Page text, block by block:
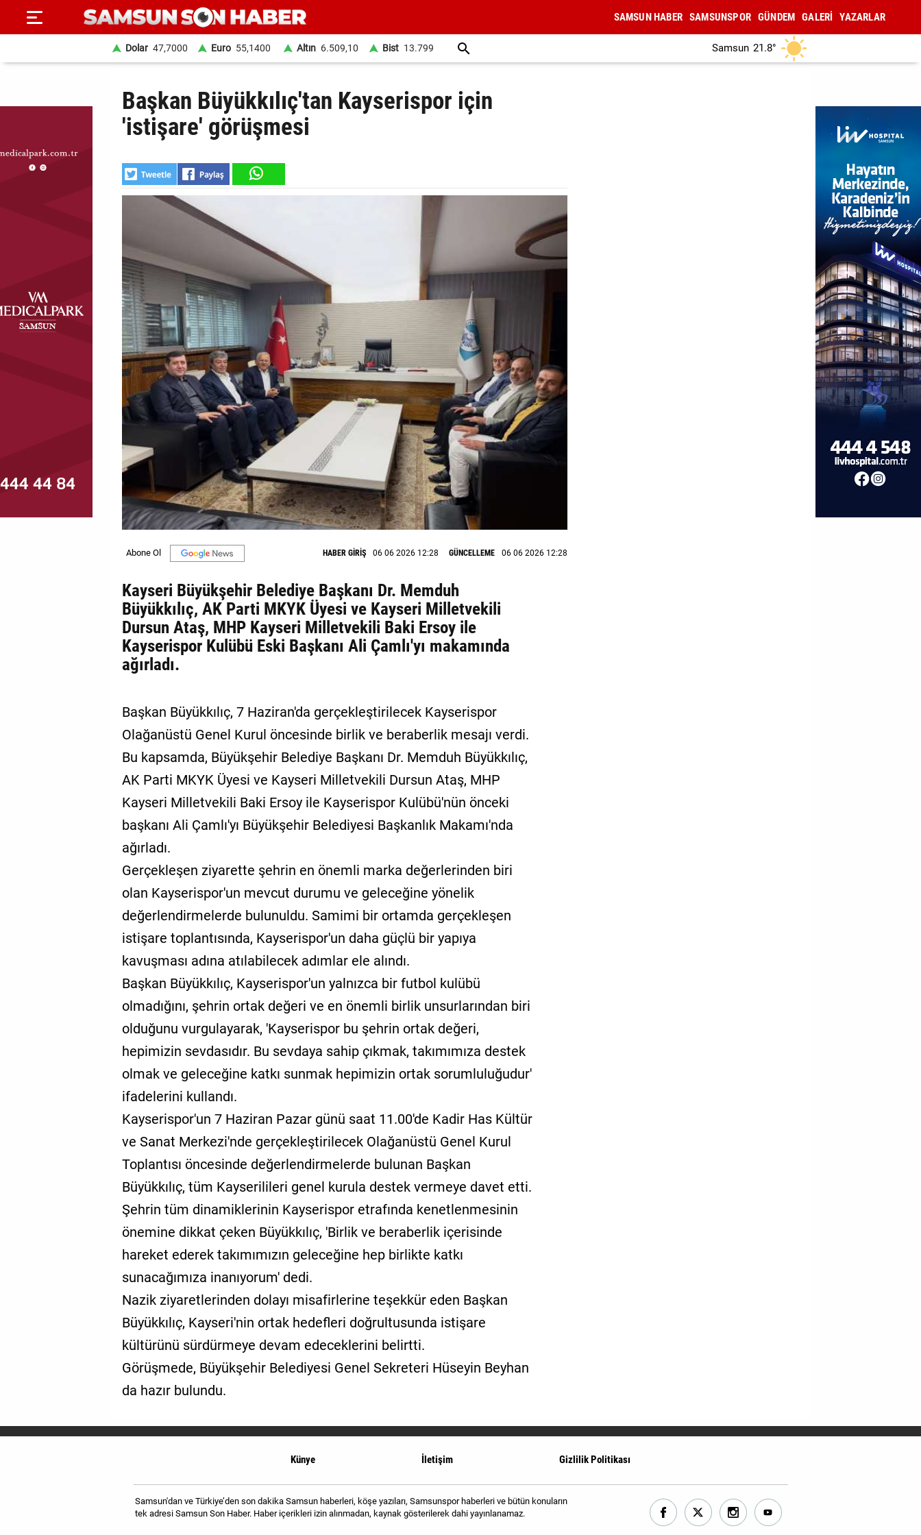
SAYFA
HABER
DÜNYA
MAGAZİN
Künye
İletişim
SAMSUN HABER SAMSUNSPOR GÜNDEM GALERİ YAZARLAR
Dolar 47,7000 Euro 55,1400 Altın 6.509,10 Bist 13.799 Samsun 21.8°
Başkan Büyükkılıç'tan Kayserispor için
'istişare' görüşmesi
HABER GİRİŞ 06 06 2026 12:28 GÜNCELLEME 06 06 2026 12:28
Kayseri Büyükşehir Belediye Başkanı Dr. Memduh
Büyükkılıç, AK Parti MKYK Üyesi ve Kayseri Milletvekili
Dursun Ataş, MHP Kayseri Milletvekili Baki Ersoy ile
Kayserispor Kulübü Eski Başkanı Ali Çamlı'yı makamında
ağırladı.
Başkan Büyükkılıç, 7 Haziran'da gerçekleştirilecek Kayserispor
Olağanüstü Genel Kurul öncesinde birlik ve beraberlik mesajı verdi.
Bu kapsamda, Büyükşehir Belediye Başkanı Dr. Memduh Büyükkılıç,
AK Parti MKYK Üyesi ve Kayseri Milletvekili Dursun Ataş, MHP
Kayseri Milletvekili Baki Ersoy ile Kayserispor Kulübü'nün önceki
başkanı Ali Çamlı'yı Büyükşehir Belediyesi Başkanlık Makamı'nda
ağırladı.
Gerçekleşen ziyarette şehrin en önemli marka değerlerinden biri
olan Kayserispor'un mevcut durumu ve geleceğine yönelik
değerlendirmelerde bulunuldu. Samimi bir ortamda gerçekleşen
istişare toplantısında, Kayserispor'un daha güçlü bir yapıya
kavuşması adına atılabilecek adımlar ele alındı.
Başkan Büyükkılıç, Kayserispor'un yalnızca bir futbol kulübü
olmadığını, şehrin ortak değeri ve en önemli birlik unsurlarından biri
olduğunu vurgulayarak, 'Kayserispor bu şehrin ortak değeri,
hepimizin sevdasıdır. Bu sevdaya sahip çıkmak, takımımıza destek
olmak ve geleceğine katkı sunmak hepimizin ortak sorumluluğudur'
ifadelerini kullandı.
Kayserispor'un 7 Haziran Pazar günü saat 11.00'de Kadir Has Kültür
ve Sanat Merkezi'nde gerçekleştirilecek Olağanüstü Genel Kurul
Toplantısı öncesinde değerlendirmelerde bulunan Başkan
Büyükkılıç, tüm Kayserilileri genel kurula destek vermeye davet etti.
Şehrin tüm dinamiklerinin Kayserispor etrafında kenetlenmesinin
önemine dikkat çeken Büyükkılıç, 'Birlik ve beraberlik içerisinde
hareket ederek takımımızın geleceğine hep birlikte katkı
sunacağımıza inanıyorum' dedi.
Nazik ziyaretlerinden dolayı misafirlerine teşekkür eden Başkan
Büyükkılıç, Kayseri'nin ortak hedefleri doğrultusunda istişare
kültürünü sürdürmeye devam edeceklerini belirtti.
Görüşmede, Büyükşehir Belediyesi Genel Sekreteri Hüseyin Beyhan
da hazır bulundu.
Künye İletişim Gizlilik Politikası
Samsun'dan ve Türkiye’den son dakika Samsun haberleri, köşe yazıları, Samsunspor haberleri ve bütün konuların
tek adresi Samsun Son Haber. Haber içerikleri izin alınmadan, kaynak gösterilerek dahi yayınlanamaz.